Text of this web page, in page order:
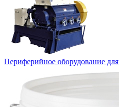
Периферийное оборудование